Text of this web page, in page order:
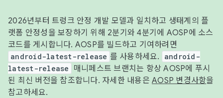
2026년부터 트렁크 안정 개발 모델과 일치하고 생태계의 플
랫폼 안정성을 보장하기 위해 2분기와 4분기에 AOSP에 소스
코드를 게시합니다. AOSP를 빌드하고 기여하려면
android-latest-release 를 사용하세요.
android-
latest-release
매니페스트 브랜치는 항상 AOSP에 푸시
된 최신 버전을 참조합니다. 자세한 내용은 AOSP 변경사항을
참고하세요.